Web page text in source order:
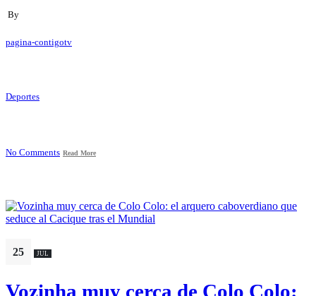
By
pagina-contigotv
Deportes
No Comments Read More
25 JUL
Vozinha muy cerca de Colo Colo: